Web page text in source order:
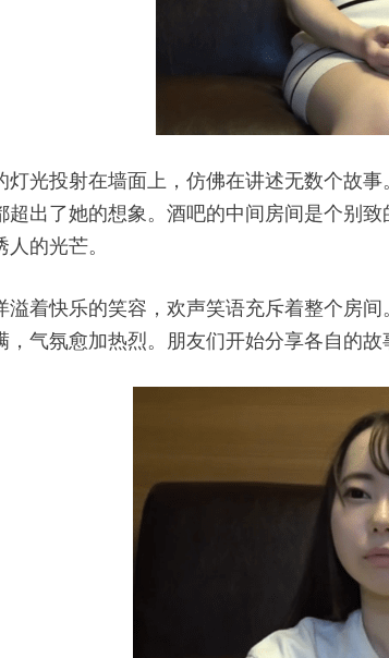
光投射在墙面上，仿佛在讲述无数个故
出了她的想象。酒吧的中间房间是个别
的光芒。
着快乐的笑容，欢声笑语充斥着整个房
气氛愈加热烈。朋友们开始分享各自的